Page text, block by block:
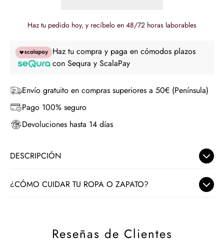
Haz tu pedido hoy, y recíbelo en 48/72 horas laborables
Haz tu compra y paga en cómodos plazos
con Sequra y ScalaPay
Envío gratuito en compras superiores a 50€ (Península)
Pago 100% seguro
Devoluciones hasta 14 días
DESCRIPCIÓN
LaSandalia tacón medio pulsera dorada Dafne
es de
esas que iluminan el look nada más ponértelas. El diseño de
Lo que más me gusta es que, además de bonita, tiene ese
¿CÓMO CUIDAR TU ROPA O ZAPATO?
acompañen durante mucho tiempo, te damos algunos
Reseñas de Clientes